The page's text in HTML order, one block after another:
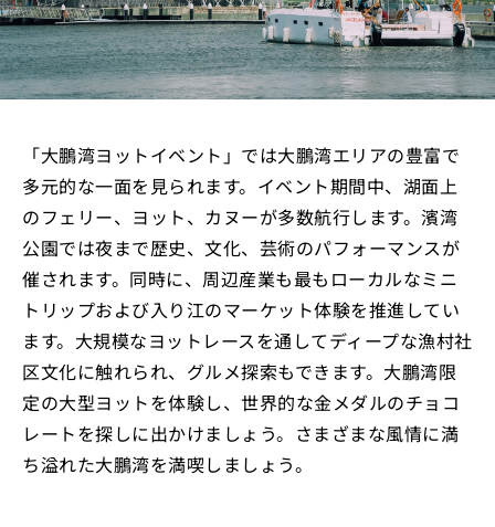
「大鵬湾ヨットイベント」では大鵬湾エリアの豊富で
多元的な一面を見られます。イベント期間中、湖面上
のフェリー、ヨット、カヌーが多数航行します。濱湾
公園では夜まで歴史、文化、芸術のパフォーマンスが
催されます。同時に、周辺産業も最もローカルなミニ
トリップおよび入り江のマーケット体験を推進してい
ます。大規模なヨットレースを通してディープな漁村社
区文化に触れられ、グルメ探索もできます。大鵬湾限
定の大型ヨットを体験し、世界的な金メダルのチョコ
レートを探しに出かけましょう。さまざまな風情に満
ち溢れた大鵬湾を満喫しましょう。